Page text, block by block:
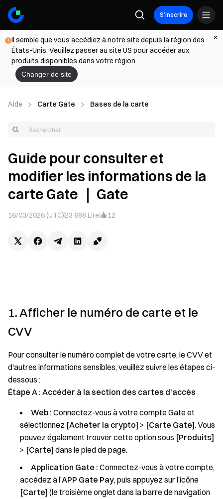
S’inscrire
Il semble que vous accédiez à notre site depuis la région des
États-Unis. Veuillez passer au site US pour accéder aux
produits disponibles dans votre région.
Changer de site
Aide Carte Gate Bases de la carte
Guide pour consulter et
modifier les informations de la
carte Gate ｜ Gate
16/03/2026 (UTC)23 688 Lire 12
1. Afficher le numéro de carte et le
CVV
Pour consulter le numéro complet de votre carte, le CVV et
d'autres informations sensibles, veuillez suivre les étapes ci-
dessous :
Étape A : Accéder à la section des cartes d'accès
Web : Connectez-vous à votre compte Gate et
sélectionnez [Acheter la crypto] > [Carte Gate]. Vous
pouvez également trouver cette option sous [Produits]
> [Carte] dans le pied de page.
Application Gate : Connectez-vous à votre compte,
accédez à l’APP Gate Pay, puis appuyez sur l’icône
[Carte] (le troisième onglet dans la barre de navigation